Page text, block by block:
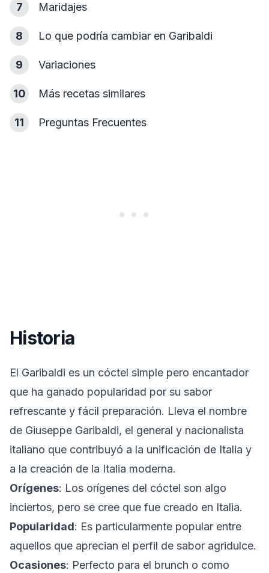
7 Maridajes
8 Lo que podría cambiar en Garibaldi
9 Variaciones
10 Más recetas similares
11 Preguntas Frecuentes
Historia
El Garibaldi es un cóctel simple pero encantador
que ha ganado popularidad por su sabor
refrescante y fácil preparación. Lleva el nombre
de Giuseppe Garibaldi, el general y nacionalista
italiano que contribuyó a la unificación de Italia y
a la creación de la Italia moderna.
Orígenes: Los orígenes del cóctel son algo
inciertos, pero se cree que fue creado en Italia.
Popularidad: Es particularmente popular entre
aquellos que aprecian el perfil de sabor agridulce.
Ocasiones: Perfecto para el brunch o como